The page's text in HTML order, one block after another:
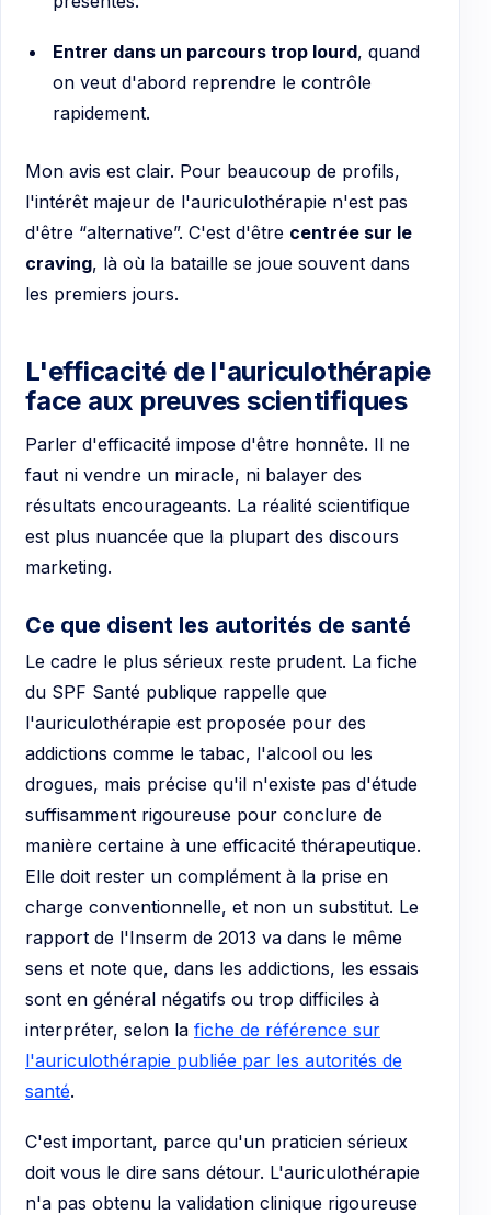
Entrer dans un parcours trop lourd, quand
on veut d'abord reprendre le contrôle
rapidement.
Mon avis est clair. Pour beaucoup de profils,
l'intérêt majeur de l'auriculothérapie n'est pas
d'être “alternative”. C'est d'être centrée sur le
craving, là où la bataille se joue souvent dans
les premiers jours.
L'efficacité de l'auriculothérapie
face aux preuves scientifiques
Parler d'efficacité impose d'être honnête. Il ne
faut ni vendre un miracle, ni balayer des
résultats encourageants. La réalité scientifique
est plus nuancée que la plupart des discours
marketing.
Ce que disent les autorités de santé
Le cadre le plus sérieux reste prudent. La fiche
du SPF Santé publique rappelle que
l'auriculothérapie est proposée pour des
addictions comme le tabac, l'alcool ou les
drogues, mais précise qu'il n'existe pas d'étude
suffisamment rigoureuse pour conclure de
manière certaine à une efficacité thérapeutique.
Elle doit rester un complément à la prise en
charge conventionnelle, et non un substitut. Le
rapport de l'Inserm de 2013 va dans le même
sens et note que, dans les addictions, les essais
sont en général négatifs ou trop difficiles à
interpréter, selon la fiche de référence sur
l'auriculothérapie publiée par les autorités de
santé.
C'est important, parce qu'un praticien sérieux
doit vous le dire sans détour. L'auriculothérapie
n'a pas obtenu la validation clinique rigoureuse